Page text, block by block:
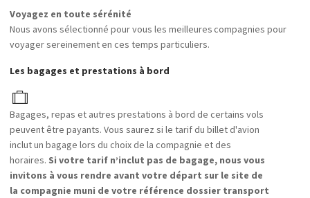
Voyagez en toute sérénité
Nous avons sélectionné pour vous les meilleures compagnies pour
voyager sereinement en ces temps particuliers.
Les bagages et prestations à bord
Bagages, repas et autres prestations à bord de certains vols
peuvent être payants. Vous saurez si le tarif du billet d'avion
inclut un bagage lors du choix de la compagnie et des
horaires. Si votre tarif n’inclut pas de bagage, nous vous
invitons à vous rendre avant votre départ sur le site de
la compagnie muni de votre référence dossier transport